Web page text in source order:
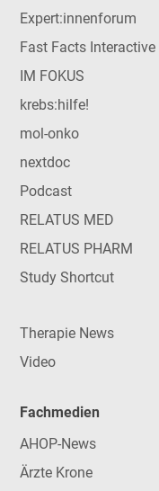
Expert:innenforum
Fast Facts Interactive
IM FOKUS
krebs:hilfe!
mol-onko
nextdoc
Podcast
RELATUS MED
RELATUS PHARM
Study Shortcut
Therapie News
Video
Fachmedien
AHOP-News
Ärzte Krone